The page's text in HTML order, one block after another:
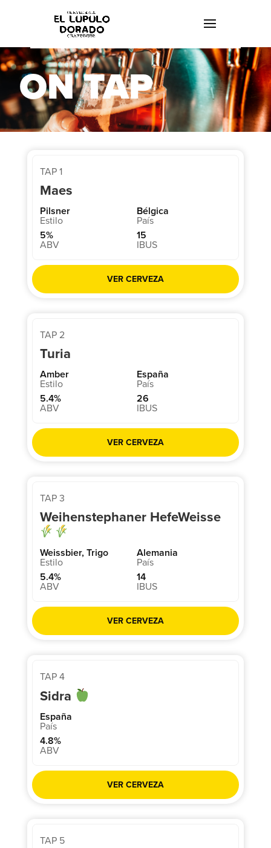
ON TAP
TAP 1
Maes
Pilsner
Bélgica
5%
15
VER CERVEZA
TAP 2
Turia
Amber
España
5.4%
26
VER CERVEZA
TAP 3
Weihenstephaner HefeWeisse
Weissbier, Trigo
Alemania
5.4%
14
VER CERVEZA
TAP 4
Sidra
España
4.8%
VER CERVEZA
TAP 5